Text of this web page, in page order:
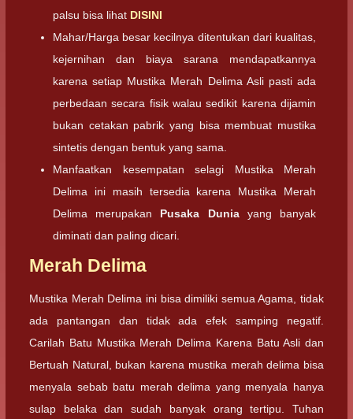
palsu bisa lihat DISINI
Mahar/Harga besar kecilnya ditentukan dari kualitas,
kejernihan dan biaya sarana mendapatkannya
karena setiap Mustika Merah Delima Asli pasti ada
perbedaan secara fisik walau sedikit karena dijamin
bukan cetakan pabrik yang bisa membuat mustika
sintetis dengan bentuk yang sama.
Manfaatkan kesempatan selagi Mustika Merah
Delima ini masih tersedia karena Mustika Merah
Delima merupakan Pusaka Duniayang banyak
diminati dan paling dicari.
Merah Delima
Mustika Merah Delima ini bisa dimiliki semua Agama, tidak
ada pantangan dan tidak ada efek samping negatif.
Carilah Batu Mustika Merah Delima Karena Batu Asli dan
Bertuah Natural, bukan karena mustika merah delima bisa
menyala sebab batu merah delima yang menyala hanya
sulap belaka dan sudah banyak orang tertipu. Tuhan